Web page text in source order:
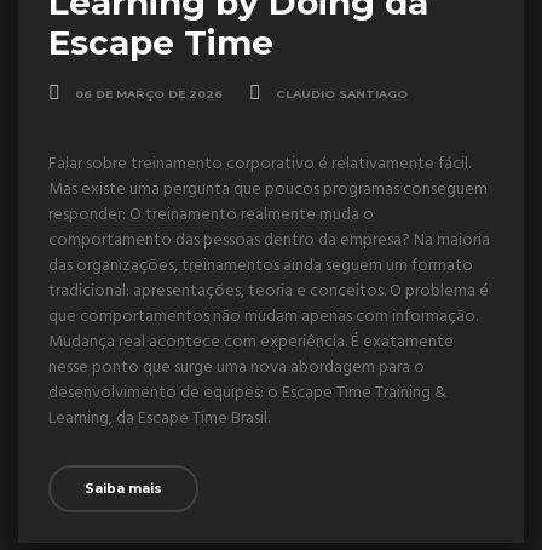
Escape Time
06 DE MARÇO DE 2026 CLAUDIO SANTIAGO
Falar sobre treinamento corporativo é relativamente fácil.
Mas existe uma pergunta que poucos programas conseguem
responder: O treinamento realmente muda o
comportamento das pessoas dentro da empresa? Na maioria
das organizações, treinamentos ainda seguem um formato
tradicional: apresentações, teoria e conceitos. O problema é
que comportamentos não mudam apenas com informação.
Mudança real acontece com experiência. É exatamente
nesse ponto que surge uma nova abordagem para o
desenvolvimento de equipes: o Escape Time Training &
Learning, da Escape Time Brasil.
Saiba mais